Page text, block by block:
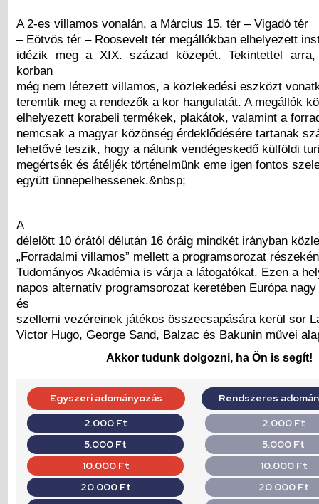
A 2-es villamos vonalán, a Március 15. tér – Vigadó tér
– Eötvös tér – Roosevelt tér megállókban elhelyezett
idézik meg a XIX. század közepét. Tekintettel
korban
még nem létezett villamos, a közlekedési eszközt
teremtik meg a rendezők a kor hangulatát. A megállók
elhelyezett korabeli termékek, plakátok, valamint a
nemcsak a magyar közönség érdeklődésére tartanak
lehetővé teszik, hogy a nálunk vendégeskedő külföldi
megértsék és átéljék történelmünk eme igen fontos
együtt ünnepelhessenek.&nbsp;
A
délelőtt 10 órától délután 16 óráig mindkét irányban
„Forradalmi villamos” mellett a programsorozat
Tudományos Akadémia is várja a látogatókat. Ezen a
napos alternatív programsorozat keretében Európa
és
szellemi vezéreinek játékos összecsapására kerül sor
Victor Hugo, George Sand, Balzac és Bakunin művei
Akkor tudunk dolgozni, ha Ön is segít!